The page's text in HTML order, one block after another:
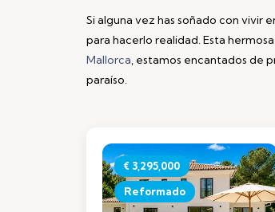
Si alguna vez has soñado con vivir
para hacerlo realidad. Esta
Mallorca, estamos encantados de
paraíso.
€ 3,295,000
Reformado